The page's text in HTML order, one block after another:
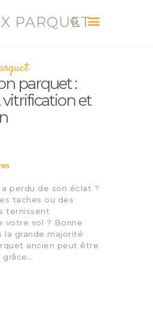
PARQUET
parquet :
vitrification et
perdu de son éclat ?
taches ou des
ternissent
votre sol ? Bonne
la grande majorité
ancien peut être
grâce…